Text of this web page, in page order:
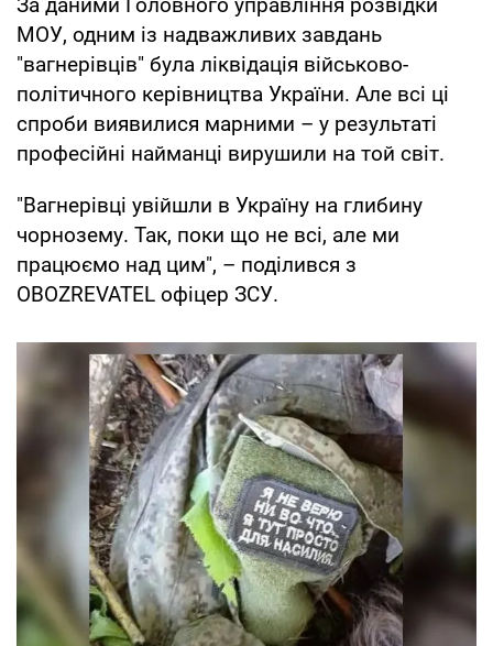
За даними Головного управління розвідки
МОУ, одним із надважливих завдань
"вагнерівців" була ліквідація військово-
політичного керівництва України. Але всі ці
спроби виявилися марними – у результаті
професійні найманці вирушили на той світ.
"Вагнерівці увійшли в Україну на глибину
чорнозему. Так, поки що не всі, але ми
працюємо над цим", – поділився з
OBOZREVATEL офіцер ЗСУ.